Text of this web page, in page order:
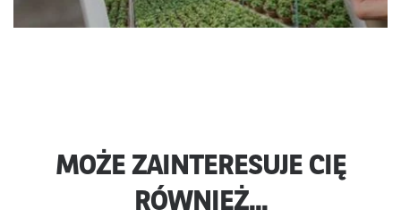
MOŻE ZAINTERESUJE CIĘ
RÓWNIEŻ...